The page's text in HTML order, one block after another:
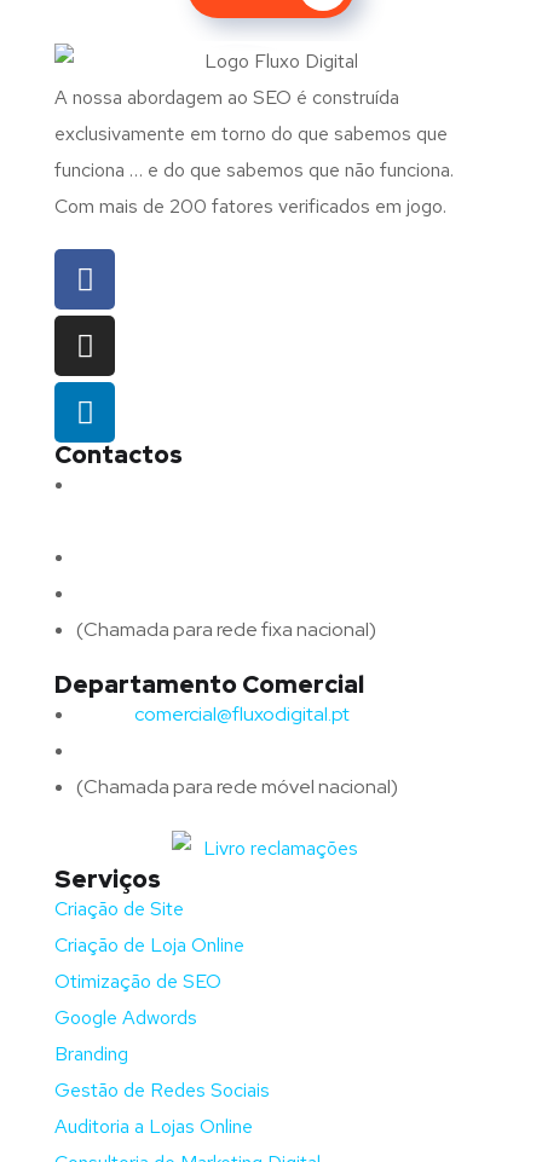
A nossa abordagem ao SEO é construída
exclusivamente em torno do que sabemos que
funciona … e do que sabemos que não funciona.
Com mais de 200 fatores verificados em jogo.
Contactos
(Chamada para rede fixa nacional)
Departamento Comercial
comercial@fluxodigital.pt
(Chamada para rede móvel nacional)
Serviços
Criação de Site
Criação de Loja Online
Otimização de SEO
Google Adwords
Branding
Gestão de Redes Sociais
Auditoria a Lojas Online